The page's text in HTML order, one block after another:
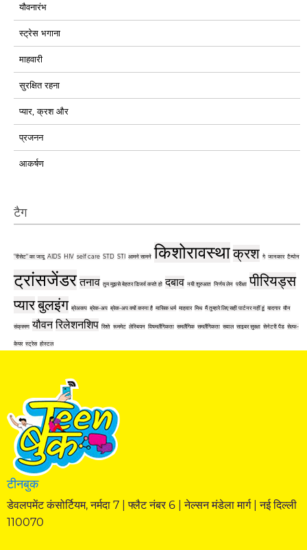
यौवनारंभ
स्ट्रेस भगाना
माहवारी
सुरक्षित रहना
प्यार, क्रश और
प्रजनन
आकर्षण
टैग
"रीसेट" का जादू AIDS HIV self care STD STI आमने सामने किशोरावस्थाक्रश गे जानकार टैम्पोन
ट्रांसजेंडर तनाव तुम मुझसे बेहतर डिजर्व करते हो दबाव नयी शुरुआत निर्णय लेन परीक्षा पीरियड्स
प्यारबुलइंग ब्रेअकप ब्रेक-अप ब्रेक-अप क्यों करना है मासिक धर्म माहवार मिथ मैं तुम्हारे लिए सही पार्टनर नहीं हूं यादगार यौन
संक्रमण यौवन रिलेशनशिप रिश्ते रूममेट लेस्बियन विषमलैंगिकता समलैंगिक समलैंगिकता सवाल साइबर सुरक्षा सेनेटरी पैड सेल्फ-
केयर स्ट्रेस होस्टल
टीनबुक
डेवलपमेंट कंसोर्टियम, नर्मदा 7 | फ्लैट नंबर 6 | नेल्सन मंडेला मार्ग | नई दिल्ली
110070